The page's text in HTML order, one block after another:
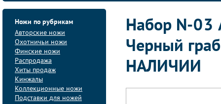
Ножи по рубрикам
Авторские ножи
Охотничьи ножи
Финские ножи
Распродажа
Хиты продаж
Кинжалы
Коллекционные ножи
Подставки для ножей
Набор N-03
Черный
НАЛИЧИИ